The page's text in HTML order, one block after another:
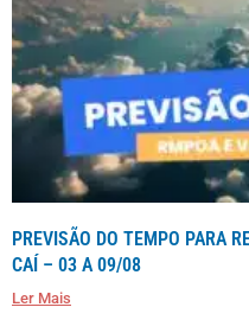
PREVISÃO DO TEMPO PARA
CAÍ – 03 A 09/08
Ler Mais